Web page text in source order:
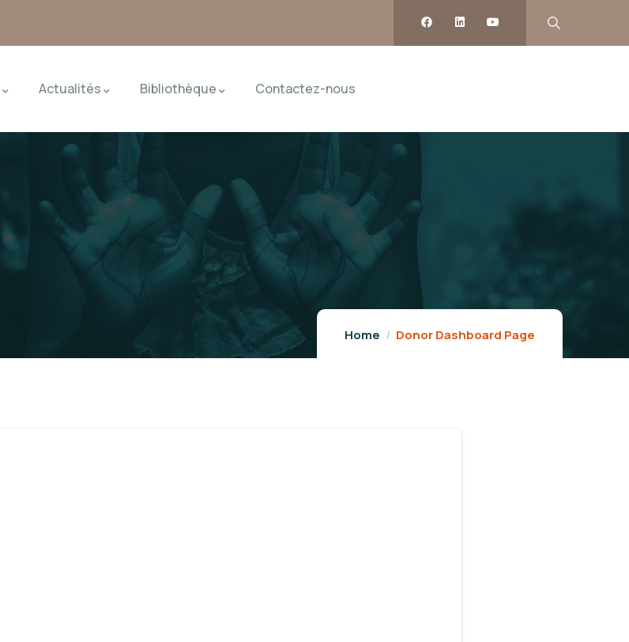
Actualités Bibliothèque Contactez-nous
Home Donor Dashboard Page